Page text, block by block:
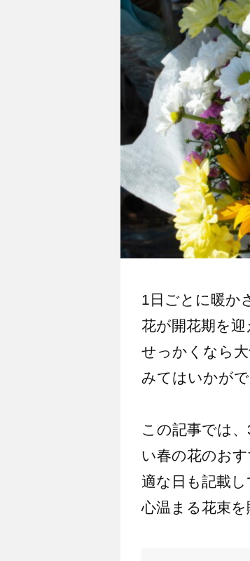
1日ごとに暖か
花が開花期を迎
せっかくなら
みてはいかがで
この記事では
い春の花のお
適な日も記載
心温まる花束を